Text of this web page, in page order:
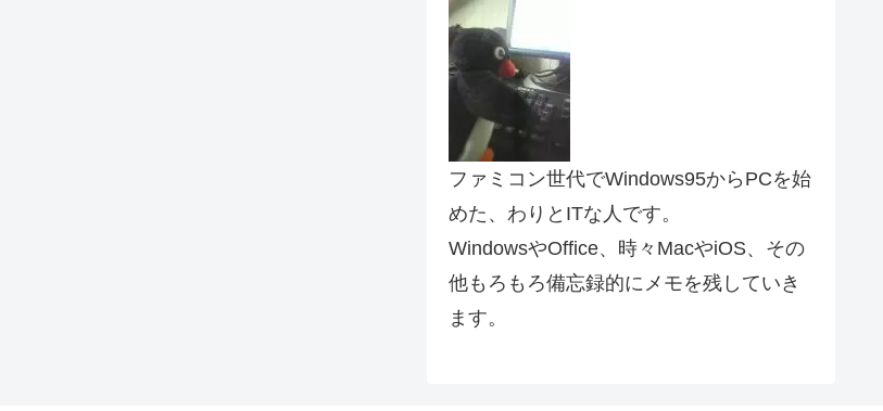
ファミコン世代でWindows95からPCを始
めた、わりとITな人です。
WindowsやOffice、時々MacやiOS、その
他もろもろ備忘録的にメモを残していき
ます。